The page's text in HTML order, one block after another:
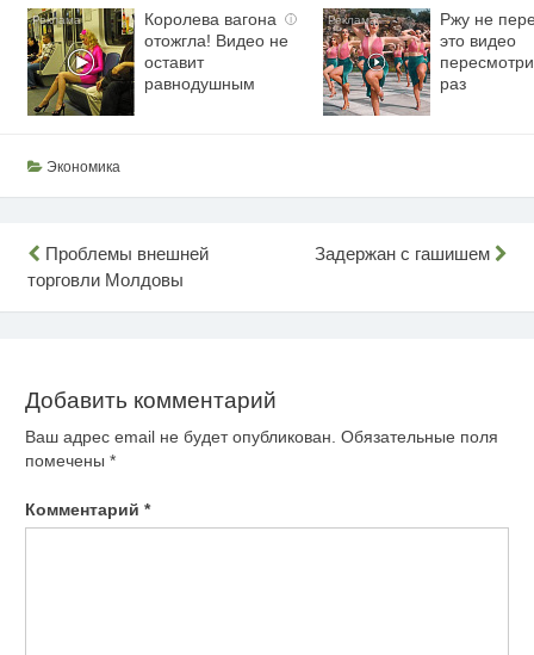
i
Королева вагона
отожгла! Видео не
оставит
равнодушным
Ржу не
это видео
раз
Экономика
Навигация
по
Проблемы внешней
торговли Молдовы
Задержан с гашишем
Добавить комментарий
Ваш адрес email не будет опубликован. Обязательные поля
помечены *
Комментарий *